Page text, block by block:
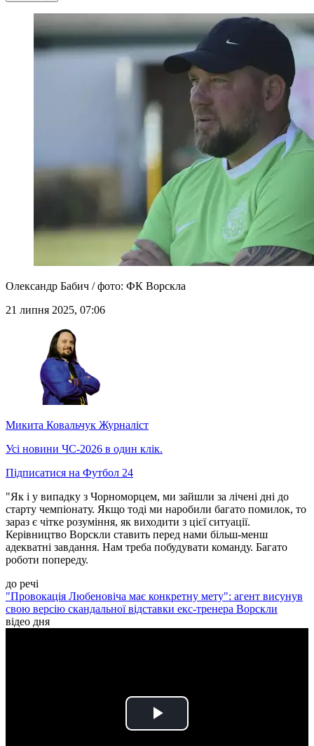
Олександр Бабич / фото: ФК Ворскла
21 липня 2025, 07:06
Микита Ковальчук Журналіст
Усі новини ЧС-2026 в один клік.
Підписатися на Футбол 24
"Як і у випадку з Чорноморцем, ми зайшли за лічені дні до
старту чемпіонату. Якщо тоді ми наробили багато помилок, то
зараз є чітке розуміння, як виходити з цієї ситуації.
Керівництво Ворскли ставить перед нами більш-менш
адекватні завдання. Нам треба побудувати команду. Багато
роботи попереду.
до речі
"Провокація Любеновіча має конкретну мету": агент висунув
свою версію скандальної відставки екс-тренера Ворскли
відео дня
Play